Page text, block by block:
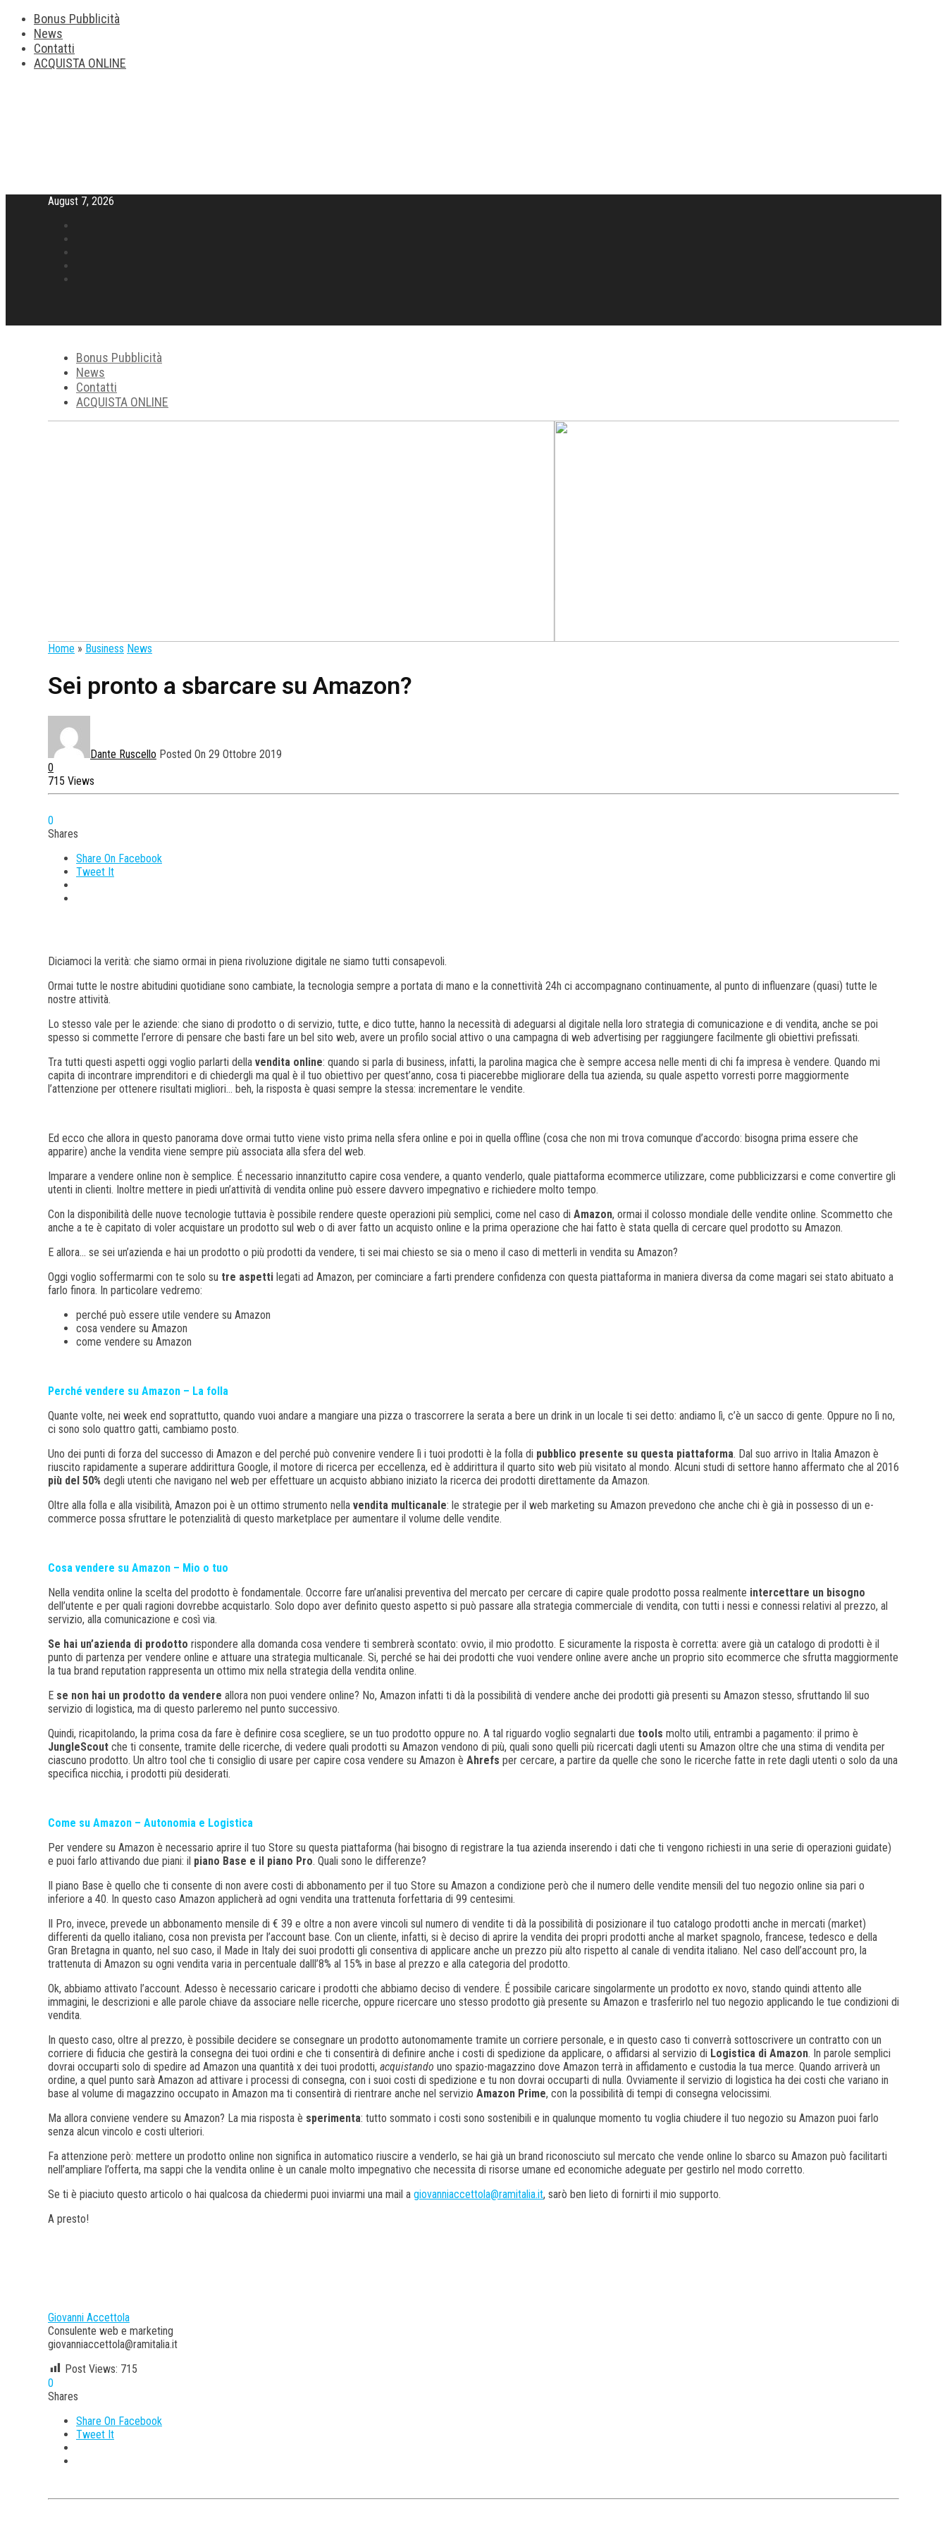
Bonus Pubblicità
News
Contatti
ACQUISTA ONLINE
August 7, 2026
Bonus Pubblicità
News
Contatti
ACQUISTA ONLINE
Home » Business News
Sei pronto a sbarcare su Amazon?
Dante Ruscello Posted On 29 Ottobre 2019
0
715 Views
0
Shares
Share On Facebook
Tweet It
Diciamoci la verità: che siamo ormai in piena rivoluzione digitale ne siamo tutti consapevoli.
Ormai tutte le nostre abitudini quotidiane sono cambiate, la tecnologia sempre a portata di mano e la connettività 24h ci accompagnano continuamente, al punto di influenzare (quasi) tutte le
nostre attività.
Lo stesso vale per le aziende: che siano di prodotto o di servizio, tutte, e dico tutte, hanno la necessità di adeguarsi al digitale nella loro strategia di comunicazione e di vendita, anche se poi
spesso si commette l’errore di pensare che basti fare un bel sito web, avere un profilo social attivo o una campagna di web advertising per raggiungere facilmente gli obiettivi prefissati.
Tra tutti questi aspetti oggi voglio parlarti della vendita online: quando si parla di business, infatti, la parolina magica che è sempre accesa nelle menti di chi fa impresa è vendere. Quando mi
capita di incontrare imprenditori e di chiedergli ma qual è il tuo obiettivo per quest’anno, cosa ti piacerebbe migliorare della tua azienda, su quale aspetto vorresti porre maggiormente
l’attenzione per ottenere risultati migliori… beh, la risposta è quasi sempre la stessa: incrementare le vendite.
Ed ecco che allora in questo panorama dove ormai tutto viene visto prima nella sfera online e poi in quella offline (cosa che non mi trova comunque d’accordo: bisogna prima essere che
apparire) anche la vendita viene sempre più associata alla sfera del web.
Imparare a vendere online non è semplice. É necessario innanzitutto capire cosa vendere, a quanto venderlo, quale piattaforma ecommerce utilizzare, come pubblicizzarsi e come convertire gli
utenti in clienti. Inoltre mettere in piedi un’attività di vendita online può essere davvero impegnativo e richiedere molto tempo.
Con la disponibilità delle nuove tecnologie tuttavia è possibile rendere queste operazioni più semplici, come nel caso di Amazon, ormai il colosso mondiale delle vendite online. Scommetto che
anche a te è capitato di voler acquistare un prodotto sul web o di aver fatto un acquisto online e la prima operazione che hai fatto è stata quella di cercare quel prodotto su Amazon.
E allora… se sei un’azienda e hai un prodotto o più prodotti da vendere, ti sei mai chiesto se sia o meno il caso di metterli in vendita su Amazon?
Oggi voglio soffermarmi con te solo su tre aspetti legati ad Amazon, per cominciare a farti prendere confidenza con questa piattaforma in maniera diversa da come magari sei stato abituato a
farlo finora. In particolare vedremo:
perché può essere utile vendere su Amazon
cosa vendere su Amazon
come vendere su Amazon
Perché vendere su Amazon – La folla
Quante volte, nei week end soprattutto, quando vuoi andare a mangiare una pizza o trascorrere la serata a bere un drink in un locale ti sei detto: andiamo lì, c’è un sacco di gente. Oppure no lì no,
ci sono solo quattro gatti, cambiamo posto.
Uno dei punti di forza del successo di Amazon e del perché può convenire vendere lì i tuoi prodotti è la folla di pubblico presente su questa piattaforma. Dal suo arrivo in Italia Amazon è
riuscito rapidamente a superare addirittura Google, il motore di ricerca per eccellenza, ed è addirittura il quarto sito web più visitato al mondo. Alcuni studi di settore hanno affermato che al 2016
più del 50% degli utenti che navigano nel web per effettuare un acquisto abbiano iniziato la ricerca dei prodotti direttamente da Amazon.
Oltre alla folla e alla visibilità, Amazon poi è un ottimo strumento nella vendita multicanale: le strategie per il web marketing su Amazon prevedono che anche chi è già in possesso di un e-
commerce possa sfruttare le potenzialità di questo marketplace per aumentare il volume delle vendite.
Cosa vendere su Amazon – Mio o tuo
Nella vendita online la scelta del prodotto è fondamentale. Occorre fare un’analisi preventiva del mercato per cercare di capire quale prodotto possa realmente intercettare un bisogno
dell’utente e per quali ragioni dovrebbe acquistarlo. Solo dopo aver definito questo aspetto si può passare alla strategia commerciale di vendita, con tutti i nessi e connessi relativi al prezzo, al
servizio, alla comunicazione e così via.
Se hai un’azienda di prodotto rispondere alla domanda cosa vendere ti sembrerà scontato: ovvio, il mio prodotto. E sicuramente la risposta è corretta: avere già un catalogo di prodotti è il
punto di partenza per vendere online e attuare una strategia multicanale. Si, perché se hai dei prodotti che vuoi vendere online avere anche un proprio sito ecommerce che sfrutta maggiormente
la tua brand reputation rappresenta un ottimo mix nella strategia della vendita online.
E se non hai un prodotto da vendere allora non puoi vendere online? No, Amazon infatti ti dà la possibilità di vendere anche dei prodotti già presenti su Amazon stesso, sfruttando lil suo
servizio di logistica, ma di questo parleremo nel punto successivo.
Quindi, ricapitolando, la prima cosa da fare è definire cosa scegliere, se un tuo prodotto oppure no. A tal riguardo voglio segnalarti due tools molto utili, entrambi a pagamento: il primo è
JungleScout che ti consente, tramite delle ricerche, di vedere quali prodotti su Amazon vendono di più, quali sono quelli più ricercati dagli utenti su Amazon oltre che una stima di vendita per
ciascuno prodotto. Un altro tool che ti consiglio di usare per capire cosa vendere su Amazon è Ahrefs per cercare, a partire da quelle che sono le ricerche fatte in rete dagli utenti o solo da una
specifica nicchia, i prodotti più desiderati.
Come su Amazon – Autonomia e Logistica
Per vendere su Amazon è necessario aprire il tuo Store su questa piattaforma (hai bisogno di registrare la tua azienda inserendo i dati che ti vengono richiesti in una serie di operazioni guidate)
e puoi farlo attivando due piani: il piano Base e il piano Pro. Quali sono le differenze?
Il piano Base è quello che ti consente di non avere costi di abbonamento per il tuo Store su Amazon a condizione però che il numero delle vendite mensili del tuo negozio online sia pari o
inferiore a 40. In questo caso Amazon applicherà ad ogni vendita una trattenuta forfettaria di 99 centesimi.
Il Pro, invece, prevede un abbonamento mensile di € 39 e oltre a non avere vincoli sul numero di vendite ti dà la possibilità di posizionare il tuo catalogo prodotti anche in mercati (market)
differenti da quello italiano, cosa non prevista per l’account base. Con un cliente, infatti, si è deciso di aprire la vendita dei propri prodotti anche al market spagnolo, francese, tedesco e della
Gran Bretagna in quanto, nel suo caso, il Made in Italy dei suoi prodotti gli consentiva di applicare anche un prezzo più alto rispetto al canale di vendita italiano. Nel caso dell’account pro, la
trattenuta di Amazon su ogni vendita varia in percentuale dalll’8% al 15% in base al prezzo e alla categoria del prodotto.
Ok, abbiamo attivato l’account. Adesso è necessario caricare i prodotti che abbiamo deciso di vendere. É possibile caricare singolarmente un prodotto ex novo, stando quindi attento alle
immagini, le descrizioni e alle parole chiave da associare nelle ricerche, oppure ricercare uno stesso prodotto già presente su Amazon e trasferirlo nel tuo negozio applicando le tue condizioni di
vendita.
In questo caso, oltre al prezzo, è possibile decidere se consegnare un prodotto autonomamente tramite un corriere personale, e in questo caso ti converrà sottoscrivere un contratto con un
corriere di fiducia che gestirà la consegna dei tuoi ordini e che ti consentirà di definire anche i costi di spedizione da applicare, o affidarsi al servizio di Logistica di Amazon. In parole semplici
dovrai occuparti solo di spedire ad Amazon una quantità x dei tuoi prodotti, acquistando uno spazio-magazzino dove Amazon terrà in affidamento e custodia la tua merce. Quando arriverà un
ordine, a quel punto sarà Amazon ad attivare i processi di consegna, con i suoi costi di spedizione e tu non dovrai occuparti di nulla. Ovviamente il servizio di logistica ha dei costi che variano in
base al volume di magazzino occupato in Amazon ma ti consentirà di rientrare anche nel servizio Amazon Prime, con la possibilità di tempi di consegna velocissimi.
Ma allora conviene vendere su Amazon? La mia risposta è sperimenta: tutto sommato i costi sono sostenibili e in qualunque momento tu voglia chiudere il tuo negozio su Amazon puoi farlo
senza alcun vincolo e costi ulteriori.
Fa attenzione però: mettere un prodotto online non significa in automatico riuscire a venderlo, se hai già un brand riconosciuto sul mercato che vende online lo sbarco su Amazon può facilitarti
nell’ampliare l’offerta, ma sappi che la vendita online è un canale molto impegnativo che necessita di risorse umane ed economiche adeguate per gestirlo nel modo corretto.
Se ti è piaciuto questo articolo o hai qualcosa da chiedermi puoi inviarmi una mail a giovanniaccettola@ramitalia.it, sarò ben lieto di fornirti il mio supporto.
A presto!
Giovanni Accettola
Consulente web e marketing
giovanniaccettola@ramitalia.it
Post Views: 715
0
Shares
Share On Facebook
Tweet It